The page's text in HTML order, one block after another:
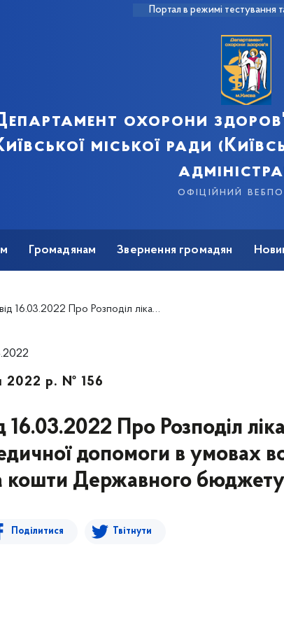
Портал в режимі тестування
охорони
міської ради
офіційний
Громадянам Звернення громадян
засобів для надання медичної допомоги в умовах воєнного стану, закупленого за кошти Державного бюджету на 2022 рік
2022 р. № 156
Про Розподіл
допомоги в умовах
кошти Державного
Поділитися Твітнути